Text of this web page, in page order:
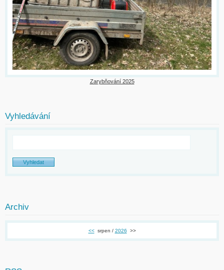
Zarybňování 2025
Vyhledávání
Archiv
<< srpen / 2026 >>